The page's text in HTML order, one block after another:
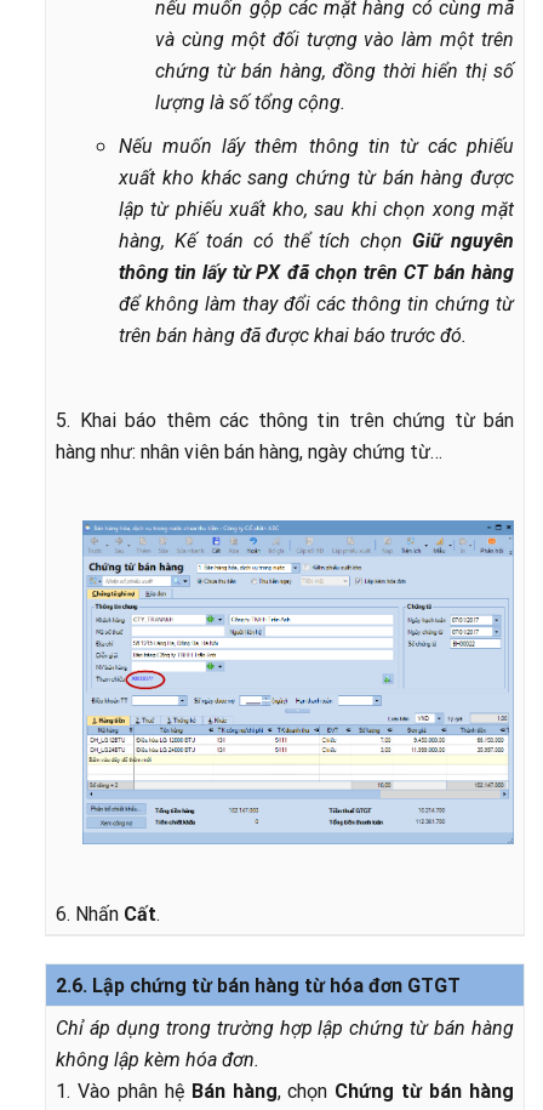
nếu muốn gộp các mặt hàng có cùng mã
và cùng một đối tượng vào làm một trên
chứng từ bán hàng, đồng thời hiển thị số
lượng là số tổng cộng.
Nếu muốn lấy thêm thông tin từ các phiếu
xuất kho khác sang chứng từ bán hàng được
lập từ phiếu xuất kho, sau khi chọn xong mặt
hàng, Kế toán có thể tích chọnGiữ nguyên
thông tin lấy từ PX đã chọn trên CT bán hàng
để không làm thay đổi các thông tin chứng từ
trên bán hàng đã được khai báo trước đó.
5. Khai báo thêm các thông tin trên chứng từ bán
hàng như: nhân viên bán hàng, ngày chứng từ…
6. Nhấn Cất.
2.6. Lập chứng từ bán hàng từ hóa đơn GTGT
Chỉ áp dụng trong trường hợp lập chứng từ bán hàng
không lập kèm hóa đơn.
1. Vào phân hệBán hàng, chọn Chứng từ bán hàng